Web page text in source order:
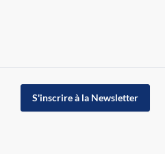
S'inscrire à la Newsletter